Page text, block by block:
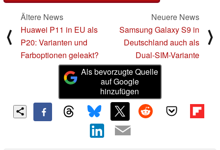
⟨
Ältere News
Huawei P11 in EU als
P20: Varianten und
Farboptionen geleakt?
Neuere News
Samsung Galaxy S9 in
Deutschland auch als
Dual-SIM-Variante
⟩
Als bevorzugte Quelle
auf Google
hinzufügen